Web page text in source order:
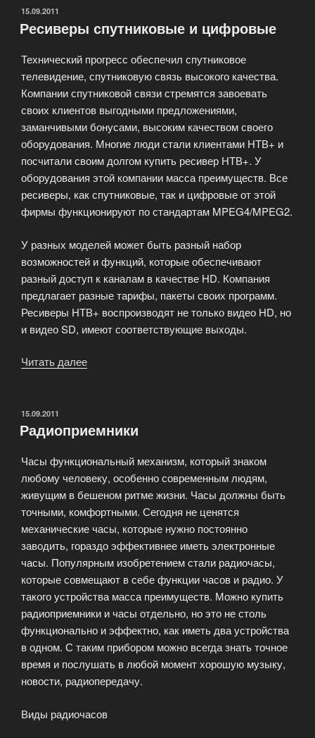
ОПУБЛИКОВАНО
15.09.2011
Ресиверы спутниковые и цифровые
Технический прогресс обеспечил спутниковое
телевидение, спутниковую связь высокого качества.
Компании спутниковой связи стремятся завоевать
своих клиентов выгодными предложениями,
заманчивыми бонусами, высоким качеством своего
оборудования. Многие люди стали клиентами НТВ+ и
посчитали своим долгом купить ресивер НТВ+. У
оборудования этой компании масса преимуществ. Все
ресиверы, как спутниковые, так и цифровые от этой
фирмы функционируют по стандартам MPEG4/MPEG2.
У разных моделей может быть разный набор
возможностей и функций, которые обеспечивают
разный доступ к каналам в качестве HD. Компания
предлагает разные тарифы, пакеты своих программ.
Ресиверы НТВ+ воспроизводят не только видео HD, но
и видео SD, имеют соответствующие выходы.
Читать далее
ОПУБЛИКОВАНО
15.09.2011
Радиоприемники
Часы функциональный механизм, который знаком
любому человеку, особенно современным людям,
живущим в бешеном ритме жизни. Часы должны быть
точными, комфортными. Сегодня не ценятся
механические часы, которые нужно постоянно
заводить, гораздо эффективнее иметь электронные
часы. Популярным изобретением стали радиочасы,
которые совмещают в себе функции часов и радио. У
такого устройства масса преимуществ. Можно купить
радиоприемники и часы отдельно, но это не столь
функционально и эффектно, как иметь два устройства
в одном. С таким прибором можно всегда знать точное
время и послушать в любой момент хорошую музыку,
новости, радиопередачу.
Виды радиочасов